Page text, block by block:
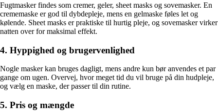
Fugtmasker findes som cremer, geler, sheet masks og sovemasker. En
crememaske er god til dybdepleje, mens en gelmaske føles let og
kølende. Sheet masks er praktiske til hurtig pleje, og sovemasker virker
natten over for maksimal effekt.
4. Hyppighed og brugervenlighed
Nogle masker kan bruges dagligt, mens andre kun bør anvendes et par
gange om ugen. Overvej, hvor meget tid du vil bruge på din hudpleje,
og vælg en maske, der passer til din rutine.
5. Pris og mængde